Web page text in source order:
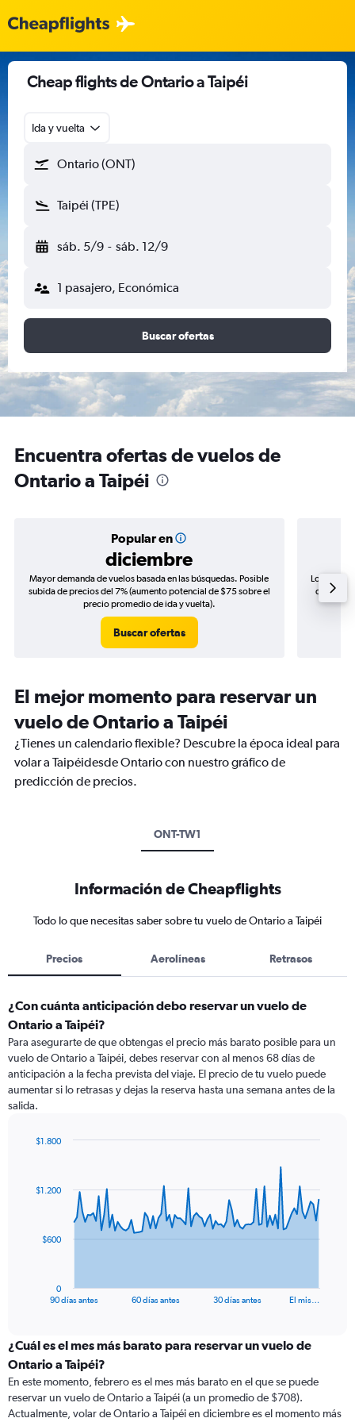
Cheap flights de Ontario a Taipéi
Ida y vuelta
Ontario (ONT)
Taipéi (TPE)
sáb. 5/9 - sáb. 12/9
1 pasajero, Económica
Buscar ofertas
Encuentra ofertas de vuelos de
Ontario a Taipéi
Popular en
diciembre
Mayor demanda de vuelos basada en las búsquedas. Posible
subida de precios del 7% (aumento potencial de $75 sobre el
precio promedio de ida y vuelta).
Buscar ofertas
Los
de
El mejor momento para reservar un
vuelo de Ontario a Taipéi
¿Tienes un calendario flexible? Descubre la época ideal para
volar a Taipéidesde Ontario con nuestro gráfico de
predicción de precios.
ONT-TW1
Información de Cheapflights
Todo lo que necesitas saber sobre tu vuelo de Ontario a Taipéi
Precios Aerolíneas Retrasos
¿Con cuánta anticipación debo reservar un vuelo de
Ontario a Taipéi?
Para asegurarte de que obtengas el precio más barato posible para un
vuelo de Ontario a Taipéi, debes reservar con al menos 68 días de
anticipación a la fecha prevista del viaje. El precio de tu vuelo puede
aumentar si lo retrasas y dejas la reserva hasta una semana antes de la
salida.
data
The
categories.
Range:
categories.
The
90 días antes 60 días antes 30 días antes El mis…
0
$600
$1.200
$1.800
¿Cuál es el mes más barato para reservar un vuelo de
Ontario a Taipéi?
En este momento, febrero es el mes más barato en el que se puede
reservar un vuelo de Ontario a Taipéi (a un promedio de $708).
Actualmente, volar de Ontario a Taipéi en diciembre es el momento más